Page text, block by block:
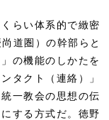
らい体系的で緻密
道圏）の幹部らと
の機能のしかたを
タクト（連絡）」
一教会の思想の伝
する方式だ。徳野